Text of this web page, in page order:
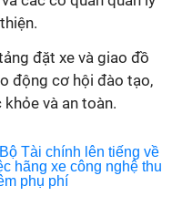
đặt xe và giao đồ
động cơ hội đào tạo,
và an toàn.